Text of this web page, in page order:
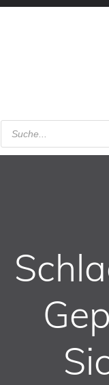
Products
search